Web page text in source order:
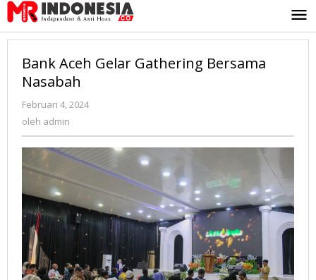
Lewati
ke
konten
Bank Aceh Gelar Gathering Bersama
Nasabah
Februari 4, 2024
oleh admin